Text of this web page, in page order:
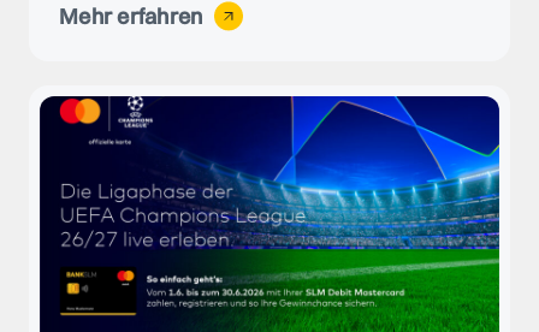
Mehr erfahren